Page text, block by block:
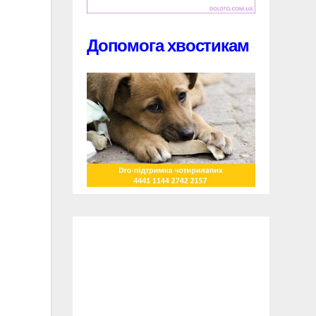
Допомога хвостикам